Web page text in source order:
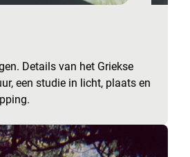
Details van het Griekse
een studie in licht, plaats en